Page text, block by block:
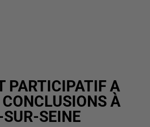
PARTICIPATIF A
À
SEINE